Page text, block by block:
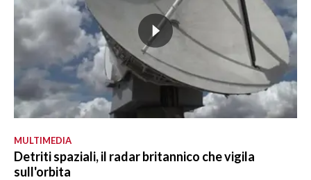
MULTIMEDIA
Detriti spaziali, il radar britannico che vigila
sull'orbita